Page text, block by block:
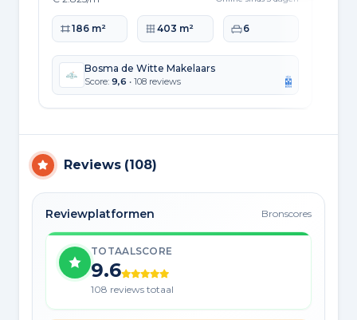
Woonoppervlakte
186 m² Perceeloppervlakte
403 m² Slaapkamers
6
Bosma de Witte Makelaars
Score: 9,6 • 108 reviews
Reviews (108)
Reviewplatformen Bronscores
TOTAALSCORE
9.6
108 reviews totaal